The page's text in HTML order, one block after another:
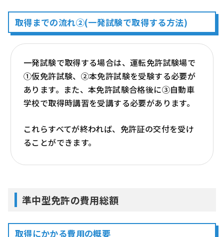
取得までの流れ②(一発試験で取得する方法)
一発試験で取得する場合は、運転免許試験場で
①仮免許試験、②本免許試験を受験する必要が
あります。また、本免許試験合格後に③自動車
学校で取得時講習を受講する必要があります。
これらすべてが終われば、免許証の交付を受け
ることができます。
準中型免許の費用総額
取得にかかる費用の概要